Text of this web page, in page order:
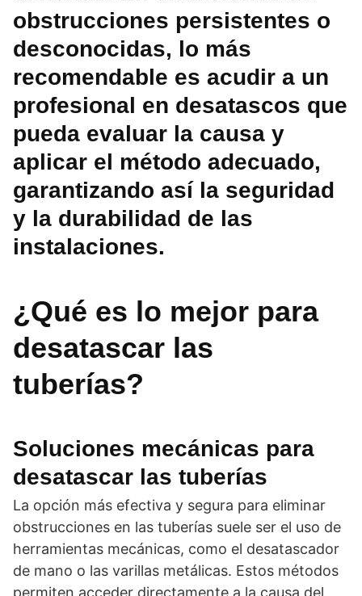
obstrucciones persistentes o
desconocidas, lo más
recomendable es acudir a un
profesional en desatascos que
pueda evaluar la causa y
aplicar el método adecuado,
garantizando así la seguridad
y la durabilidad de las
instalaciones.
¿Qué es lo mejor para
desatascar las
tuberías?
Soluciones mecánicas para
desatascar las tuberías
La opción más efectiva y segura para eliminar
obstrucciones en las tuberías suele ser el uso de
herramientas mecánicas, como el desatascador
de mano o las varillas metálicas. Estos métodos
permiten acceder directamente a la causa del